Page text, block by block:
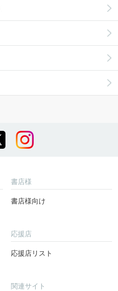
書店様
書店様向け
応援店
応援店リスト
関連サイト